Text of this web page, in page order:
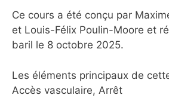
Ce cours a été conçu par
et Louis-Félix Poulin-Moore et
baril le 8 octobre 2025.
Les éléments principaux de
Accès vasculaire, Arrêt